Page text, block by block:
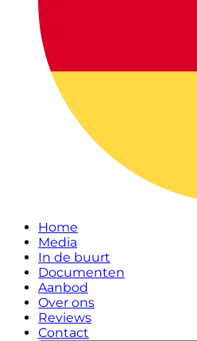
Home
Media
In de buurt
Documenten
Aanbod
Over ons
Reviews
Contact